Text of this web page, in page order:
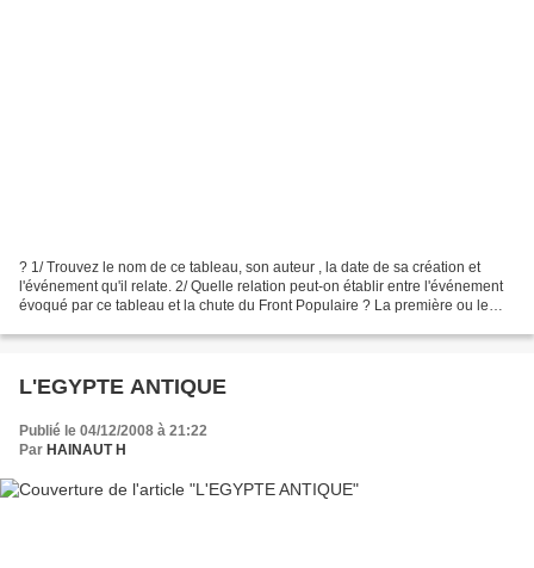
? 1/ Trouvez le nom de ce tableau, son auteur , la date de sa création et
l'événement qu'il relate. 2/ Quelle relation peut-on établir entre l'événement
évoqué par ce tableau et la chute du Front Populaire ? La première ou le
L'EGYPTE ANTIQUE
Publié le 04/12/2008 à 21:22
Par HAINAUT H